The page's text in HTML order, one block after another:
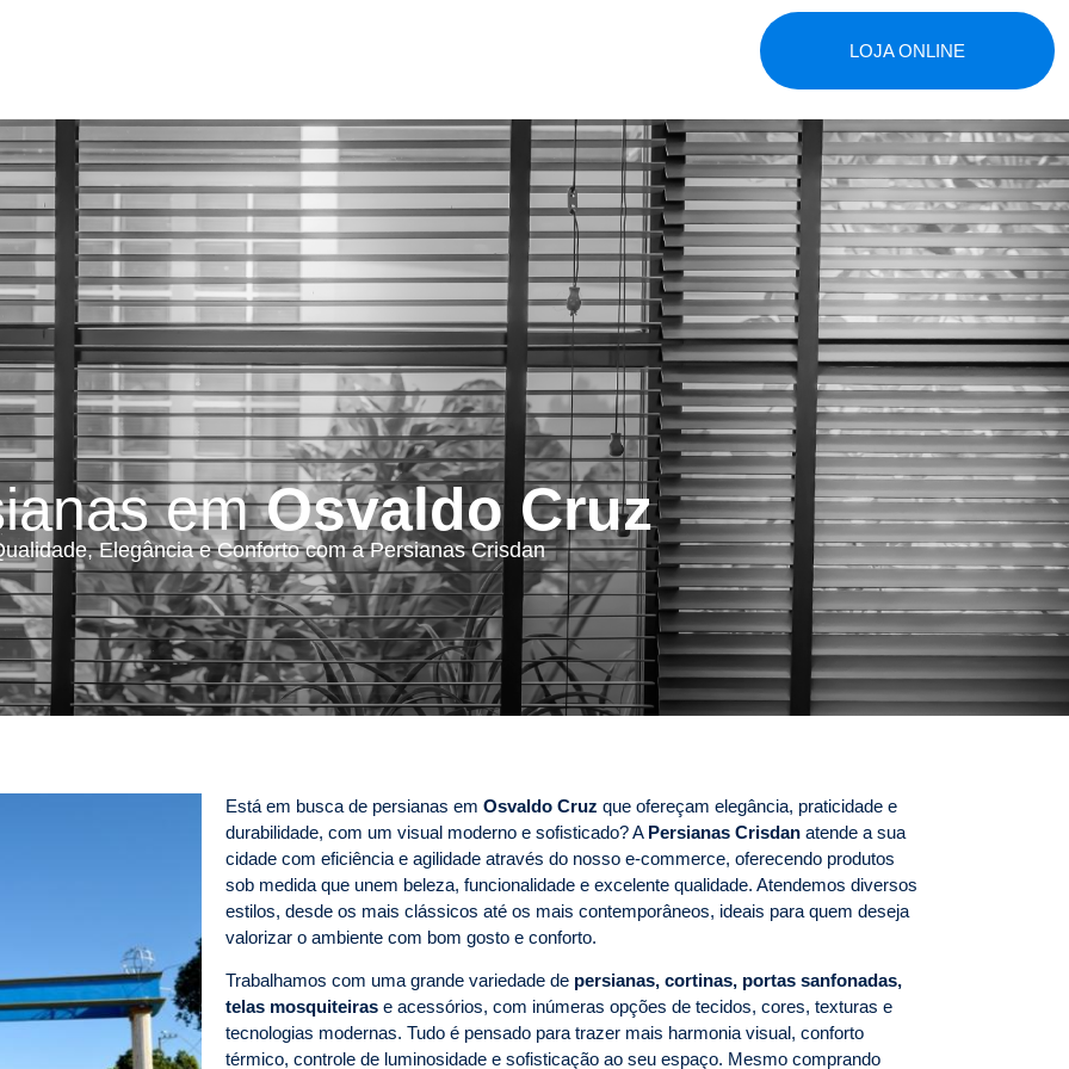
LOJA ONLINE
emOsvaldo Cruz
Elegância e Conforto com a Persianas Crisdan
Está em busca de persianas em Osvaldo Cruz que ofereçam elegância, praticidade e
durabilidade, com um visual moderno e sofisticado? A Persianas Crisdanatende a sua
cidade com eficiência e agilidade através do nosso e-commerce, oferecendo produtos
sob medida que unem beleza, funcionalidade e excelente qualidade. Atendemos diversos
estilos, desde os mais clássicos até os mais contemporâneos, ideais para quem deseja
valorizar o ambiente com bom gosto e conforto.
Trabalhamos com uma grande variedade de persianas, cortinas, portas sanfonadas,
telas mosquiteirase acessórios, com inúmeras opções de tecidos, cores, texturas e
tecnologias modernas. Tudo é pensado para trazer mais harmonia visual, conforto
térmico, controle de luminosidade e sofisticação ao seu espaço. Mesmo comprando